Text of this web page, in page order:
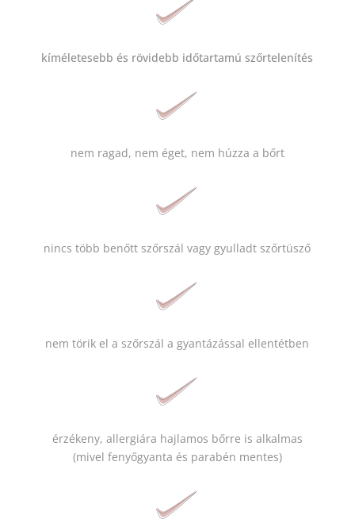
kíméletesebb és rövidebb időtartamú szőrtelenítés
nem ragad, nem éget, nem húzza a bőrt
nincs több benőtt szőrszál vagy gyulladt szőrtüsző
nem törik el a szőrszál a gyantázással ellentétben
érzékeny, allergiára hajlamos bőrre is alkalmas
(mivel fenyőgyanta és parabén mentes)